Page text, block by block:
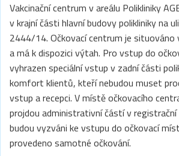
Vakcinační centrum v areálu Polikliniky
v krajní části hlavní budovy polikliniky na
2444/14. Očkovací centrum je situováno
a má k dispozici výtah. Pro vstup do
vyhrazen speciální vstup v zadní části
komfort klientů, kteří nebudou muset
vstup a recepci. V místě očkovacího
projdou administrativní částí v
budou vyzváni ke vstupu do očkovací
provedeno samotné očkování.